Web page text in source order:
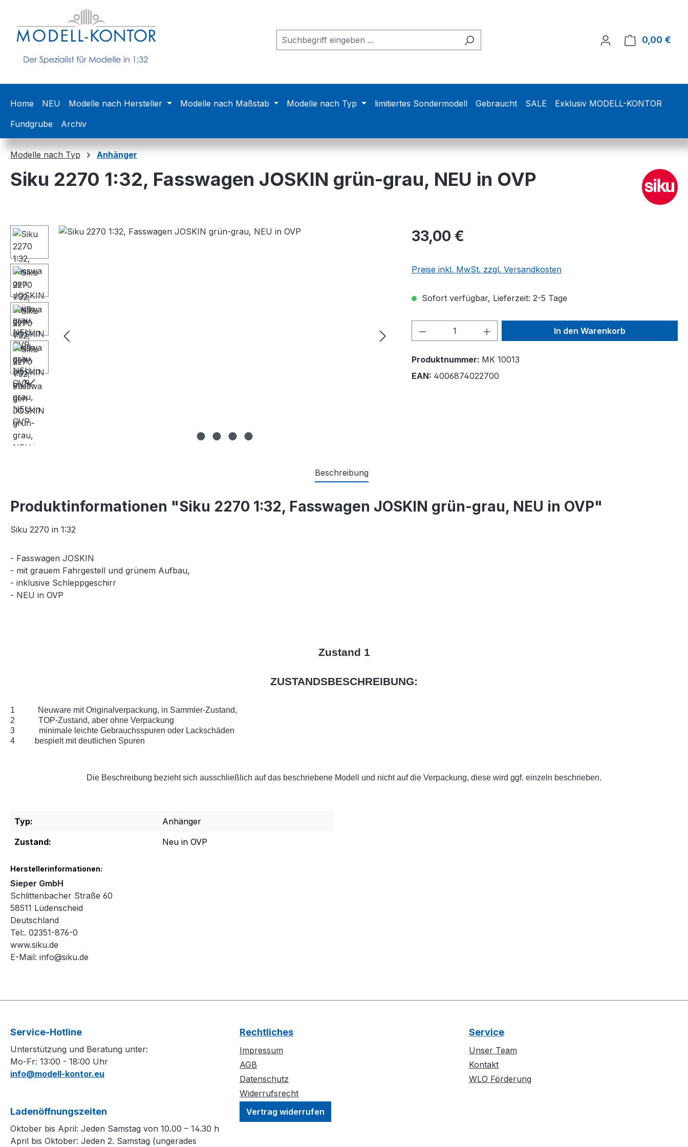
Hauptinhalt springen
Zur Suche springen
Zur Hauptnavigation springen
0,00 €
Home NEU Modelle nach Hersteller Modelle nach Maßstab Modelle nach Typ limitiertes Sondermodell Gebraucht SALE
Exklusiv MODELL-KONTOR
Fundgrube
Archiv
Modelle nach Typ Anhänger
Siku 2270 1:32, Fasswagen JOSKIN grün-grau, NEU in OVP
Bildergalerie überspringen 33,00 €
Preise inkl. MwSt. zzgl. Versandkosten
Sofort verfügbar, Lieferzeit: 2-5 Tage
Produkt Anzahl: Gib den gewünschten Wert
In den Warenkorb
Produktnummer: MK 10013
EAN: 4006874022700
Beschreibung
Produktinformationen "Siku 2270 1:32, Fasswagen JOSKIN grün-grau, NEU in OVP"
Siku 2270 in 1:32
- Fasswagen JOSKIN
- mit grauem Fahrgestell und grünem Aufbau,
- inklusive Schleppgeschirr
- NEU in OVP
Zustand 1
ZUSTANDSBESCHREIBUNG:
1
Neuware mit Originalverpackung, in Sammler-Zustand,
2
TOP-Zustand, aber ohne Verpackung
3
minimale leichte Gebrauchsspuren oder Lackschäden
4
bespielt mit deutlichen Spuren
Die Beschreibung bezieht sich ausschließlich auf das beschriebene Modell und nicht auf die Verpackung, diese wird ggf. einzeln beschrieben.
Typ:
Anhänger
Zustand:
Neu in OVP
Herstellerinformationen:
Sieper GmbH
Schlittenbacher Straße 60
58511 Lüdenscheid
Deutschland
Tel:. 02351-876-0
www.siku.de
E-Mail: info@siku.de
Service-Hotline
Unterstützung und Beratung unter:
Mo-Fr: 13:00 - 18:00 Uhr
info@modell-kontor.eu
Ladenöffnungszeiten
Oktober bis April: Jeden Samstag von 10.00 – 14.30 h
April bis Oktober: Jeden 2. Samstag (ungerades
Rechtliches
Impressum
AGB
Datenschutz
Widerrufsrecht
Vertrag widerrufen
Service
Unser Team
Kontakt
WLO Förderung